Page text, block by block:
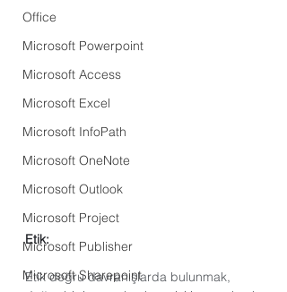
Office
Microsoft Powerpoint
Microsoft Access
Microsoft Excel
Microsoft InfoPath
Microsoft OneNote
Microsoft Outlook
Microsoft Project
Microsoft Publisher
Microsoft Sharepoint
Etik:
Etik doğru davranışlarda bulunmak,